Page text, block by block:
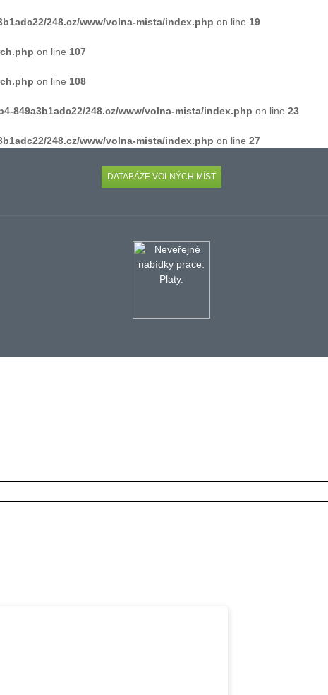
248.cz/www/volna-mista/index.php on line 19
on line 107
on line 108
849a3b1adc22/248.cz/www/volna-mista/index.php on line 23
248.cz/www/volna-mista/index.php on line 27
DATABÁZE VOLNÝCH MÍST